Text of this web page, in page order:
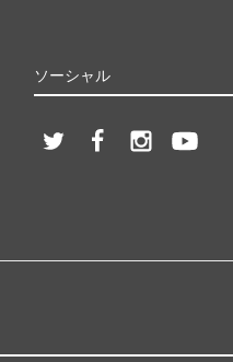
ソーシャル